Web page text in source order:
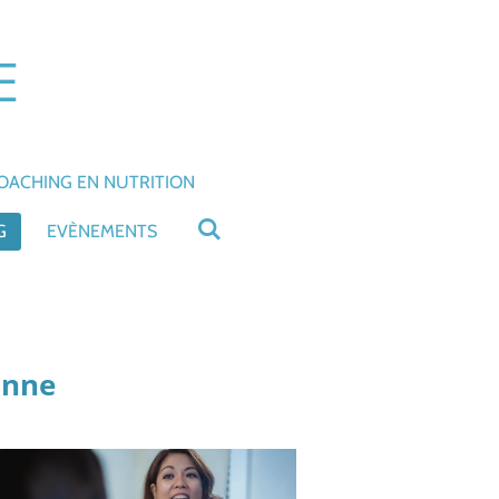
EN NUTRITION
EVÈNEMENTS